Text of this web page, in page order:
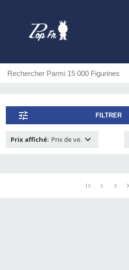
FILTRER
Prix affiché: Prix de ve.